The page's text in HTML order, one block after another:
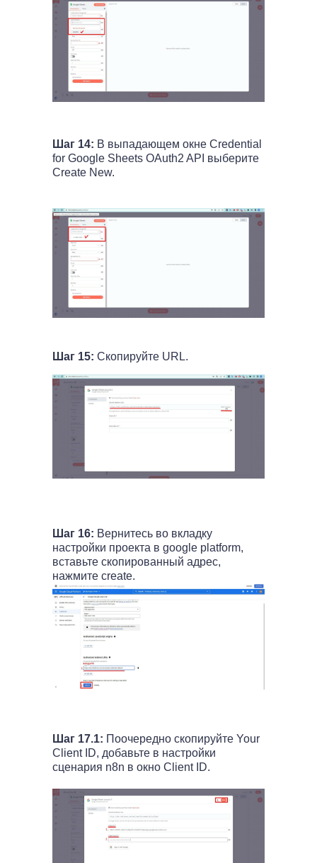
Шаг 14: В выпадающем окне Credential
for Google Sheets OAuth2 API выберите
Create New.
Шаг 15: Скопируйте URL.
Шаг 16: Вернитесь во вкладку
настройки проекта в google platform,
вставьте скопированный адрес,
нажмите create.
Шаг 17.1: Поочередно скопируйте Your
Client ID, добавьте в настройки
сценария n8n в окно Client ID.